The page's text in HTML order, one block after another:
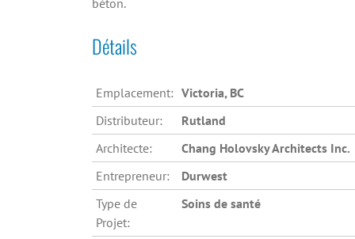
béton.
Détails
Emplacement: Victoria, BC
Distributeur:
Rutland
Architecte:
Chang Holovsky Architects Inc.
Entrepreneur:
Durwest
Type de
Projet:
Soins de santé